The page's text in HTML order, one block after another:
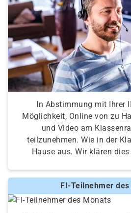
In Abstimmung mit Ihrer
Möglichkeit, Online von zu
und Video am
teilzunehmen. Wie in der
Hause aus. Wir klären
FI-Teilnehmer